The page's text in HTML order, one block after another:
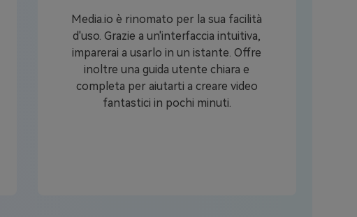
Media.io è rinomato per la sua facilità
d'uso. Grazie a un'interfaccia intuitiva,
imparerai a usarlo in un istante. Offre
inoltre una guida utente chiara e
completa per aiutarti a creare video
fantastici in pochi minuti.